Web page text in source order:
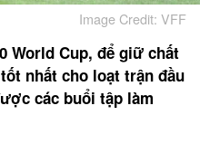
Image Credit: VFF
World Cup, để giữ chất
nhất cho loạt trận đầu
các buổi tập làm